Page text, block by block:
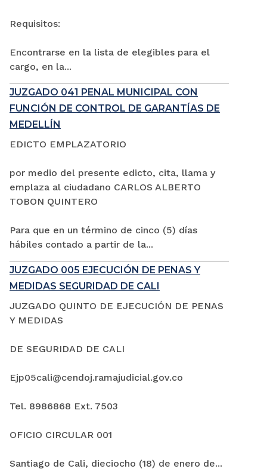
Requisitos:
Encontrarse en la lista de elegibles para el
cargo, en la...
JUZGADO 041 PENAL MUNICIPAL CON
FUNCIÓN DE CONTROL DE GARANTÍAS DE
MEDELLÍN
EDICTO EMPLAZATORIO
por medio del presente edicto, cita, llama y
emplaza al ciudadano CARLOS ALBERTO
TOBON QUINTERO
Para que en un término de cinco (5) días
hábiles contado a partir de la...
JUZGADO 005 EJECUCIÓN DE PENAS Y
MEDIDAS SEGURIDAD DE CALI
JUZGADO QUINTO DE EJECUCIÓN DE PENAS
Y MEDIDAS
DE SEGURIDAD DE CALI
Ejp05cali@cendoj.ramajudicial.gov.co
Tel. 8986868 Ext. 7503
OFICIO CIRCULAR 001
Santiago de Cali, dieciocho (18) de enero de...